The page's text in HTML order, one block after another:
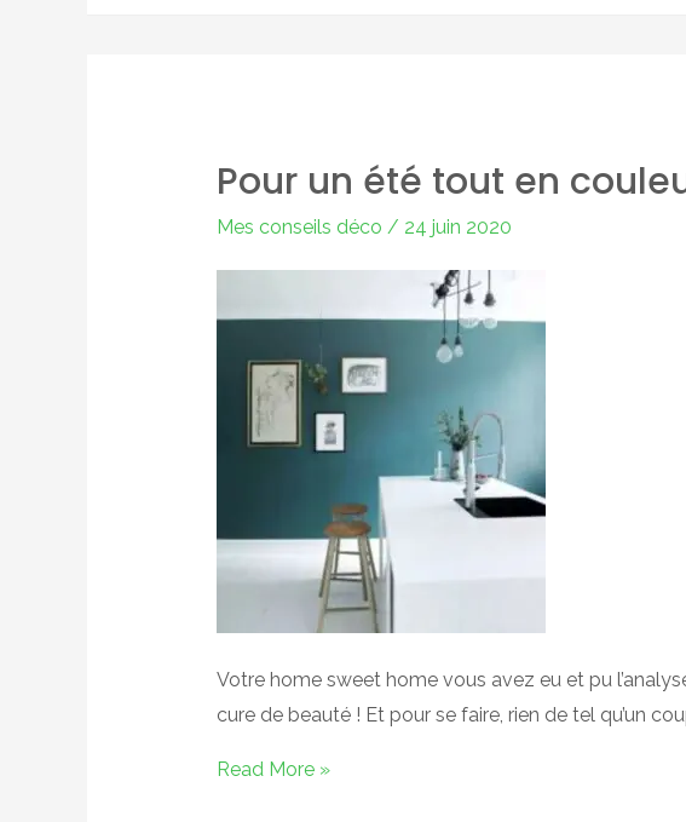
Pour un été tout en
Mes conseils déco / 24 juin 2020
Votre home sweet home vous avez eu et pu
cure de beauté ! Et pour se faire, rien de tel qu’un
Pour
Read More »